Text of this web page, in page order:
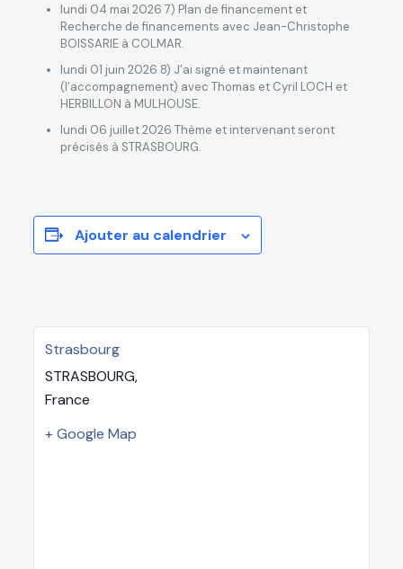
lundi 04 mai 2026 7) Plan de financement et
Recherche de financements avec Jean-Christophe
BOISSARIE à COLMAR.
lundi 01 juin 2026 8) J’ai signé et maintenant
(l’accompagnement) avec Thomas et Cyril LOCH et
HERBILLON à MULHOUSE.
lundi 06 juillet 2026 Thème et intervenant seront
précisés à STRASBOURG.
Ajouter au calendrier
Strasbourg
STRASBOURG,
France
+ Google Map